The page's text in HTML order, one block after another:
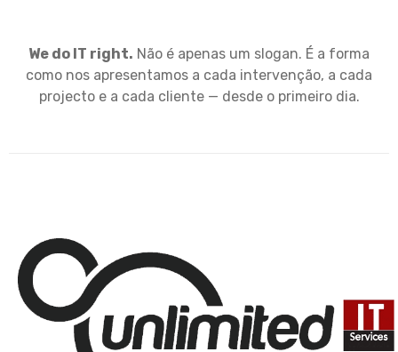
We do IT right. Não é apenas um slogan. É a forma
como nos apresentamos a cada intervenção, a cada
projecto e a cada cliente — desde o primeiro dia.